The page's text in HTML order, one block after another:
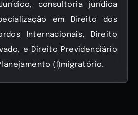
consultoria jurídica
em Direito dos
Internacionais, Direito
e Direito Previdenciário
(I)migratório.